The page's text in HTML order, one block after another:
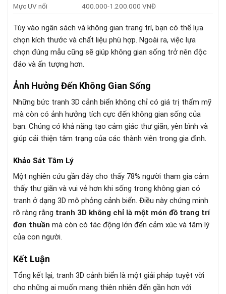
Mực UV nổi
400.000-1.200.000 VNĐ
Tùy vào ngân sách và không gian trang trí, bạn có thể lựa
chọn kích thước và chất liệu phù hợp. Ngoài ra, việc lựa
chọn đúng mẫu cũng sẽ giúp không gian sống trở nên độc
đáo và ấn tượng hơn.
Ảnh Hưởng Đến Không Gian Sống
Những bức tranh 3D cảnh biển không chỉ có giá trị thẩm mỹ
mà còn có ảnh hưởng tích cực đến không gian sống của
bạn. Chúng có khả năng tạo cảm giác thư giãn, yên bình và
giúp cải thiện tâm trạng của các thành viên trong gia đình.
Khảo Sát Tâm Lý
Một nghiên cứu gần đây cho thấy 78% người tham gia cảm
thấy thư giãn và vui vẻ hơn khi sống trong không gian có
tranh ở dạng 3D mô phỏng cảnh biển. Điều này chứng minh
rõ ràng rằng tranh 3D không chỉ là một món đồ trang trí
đơn thuần mà còn có tác động lớn đến cảm xúc và tâm lý
của con người.
Kết Luận
Tổng kết lại, tranh 3D cảnh biển là một giải pháp tuyệt vời
cho những ai muốn mang thiên nhiên đến gần hơn với